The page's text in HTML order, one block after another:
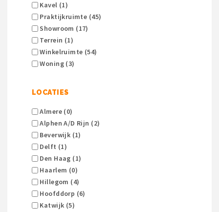
Kavel (1)
Praktijkruimte (45)
Showroom (17)
Terrein (1)
Winkelruimte (54)
Woning (3)
LOCATIES
Almere (0)
Alphen A/d Rijn (2)
Beverwijk (1)
Delft (1)
Den Haag (1)
Haarlem (0)
Hillegom (4)
Hoofddorp (6)
Katwijk (5)